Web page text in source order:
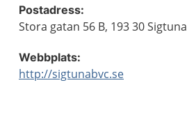
Postadress:
Stora gatan 56 B, 193 30 Sigtuna
Webbplats:
http://sigtunabvc.se